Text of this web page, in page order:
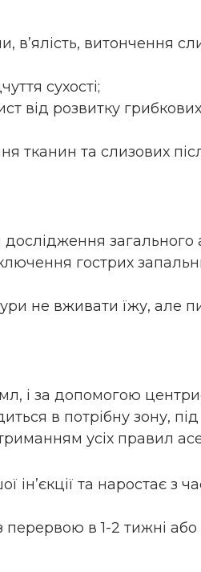
в’ялість, витончення
сухості;
від розвитку
тканин та слизових
загального
гострих
не вживати їжу, але
і за допомогою
в потрібну зону,
усіх правил
та наростає з
перервою в 1-2 тижні